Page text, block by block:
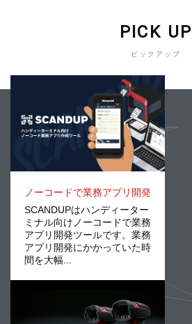
PICK UP
ピックアップ
ノーコードで業務アプリ開発
SCANDUPはハンディーター
ミナル向けノーコードで業務
アプリ開発ツールです。業務
アプリ開発にかかっていた時
間を大幅...